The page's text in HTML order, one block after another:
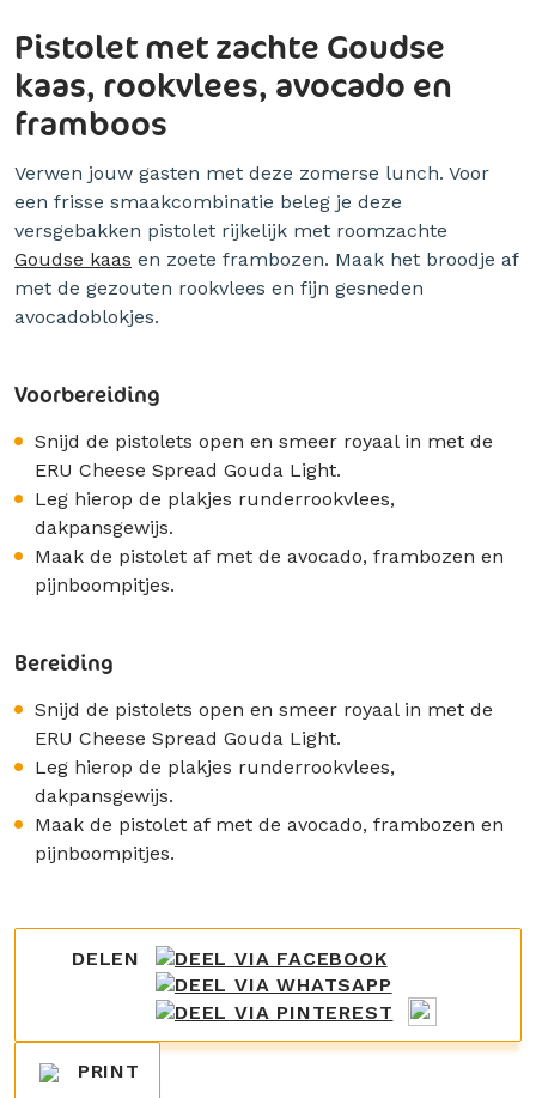
Pistolet met zachte Goudse
kaas, rookvlees, avocado en
framboos
Verwen jouw gasten met deze zomerse lunch. Voor
een frisse smaakcombinatie beleg je deze
versgebakken pistolet rijkelijk met roomzachte
Goudse kaas en zoete frambozen. Maak het broodje af
met de gezouten rookvlees en fijn gesneden
avocadoblokjes.
Voorbereiding
Snijd de pistolets open en smeer royaal in met de
ERU Cheese Spread Gouda Light.
Leg hierop de plakjes runderrookvlees,
dakpansgewijs.
Maak de pistolet af met de avocado, frambozen en
pijnboompitjes.
Bereiding
Snijd de pistolets open en smeer royaal in met de
ERU Cheese Spread Gouda Light.
Leg hierop de plakjes runderrookvlees,
dakpansgewijs.
Maak de pistolet af met de avocado, frambozen en
pijnboompitjes.
DELEN
PRINT